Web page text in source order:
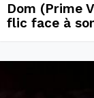
Dom (Prime
flic face à